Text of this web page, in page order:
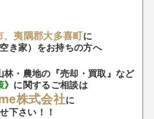
夷隅郡大多喜町に
き家）をお持ちの方へ
林・農地の『売却・買取』など
に関するご相談は
株式会社に
下さい！！